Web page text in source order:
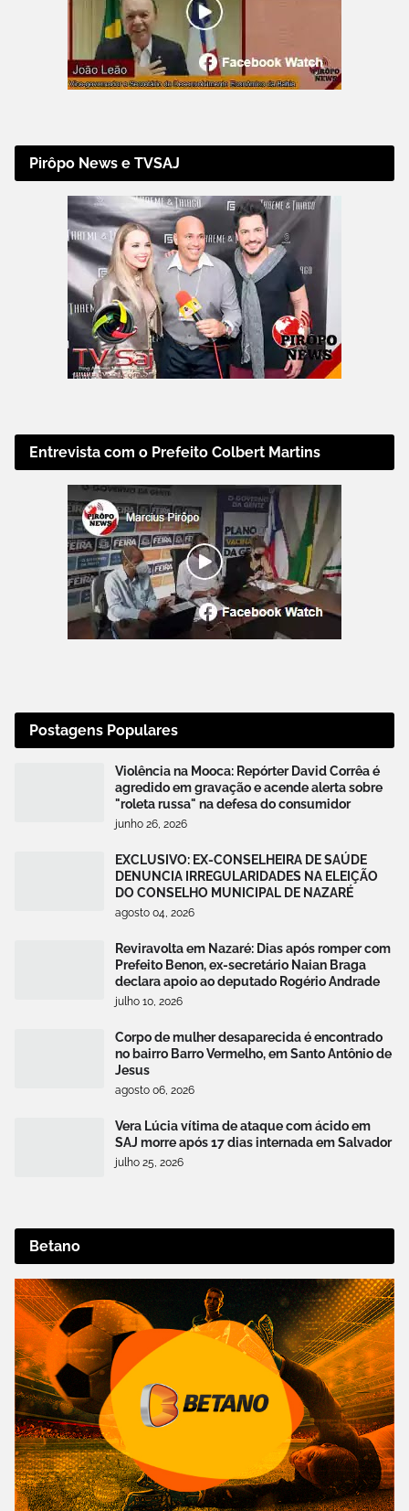
Pirôpo News e TVSAJ
Entrevista com o Prefeito Colbert Martins
Postagens Populares
Violência na Mooca: Repórter David Corrêa é
agredido em gravação e acende alerta sobre
"roleta russa" na defesa do consumidor
junho 26, 2026
EXCLUSIVO: EX-CONSELHEIRA DE SAÚDE
DENUNCIA IRREGULARIDADES NA ELEIÇÃO
DO CONSELHO MUNICIPAL DE NAZARÉ
agosto 04, 2026
Reviravolta em Nazaré: Dias após romper com
Prefeito Benon, ex-secretário Naian Braga
declara apoio ao deputado Rogério Andrade
julho 10, 2026
Corpo de mulher desaparecida é encontrado
no bairro Barro Vermelho, em Santo Antônio de
Jesus
agosto 06, 2026
Vera Lúcia vítima de ataque com ácido em
SAJ morre após 17 dias internada em Salvador
julho 25, 2026
Betano